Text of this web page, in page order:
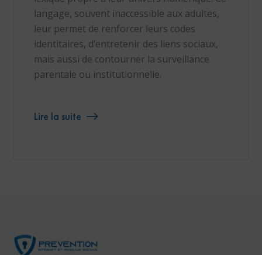
langage, souvent inaccessible aux adultes,
leur permet de renforcer leurs codes
identitaires, d’entretenir des liens sociaux,
mais aussi de contourner la surveillance
parentale ou institutionnelle.
Lire la suite